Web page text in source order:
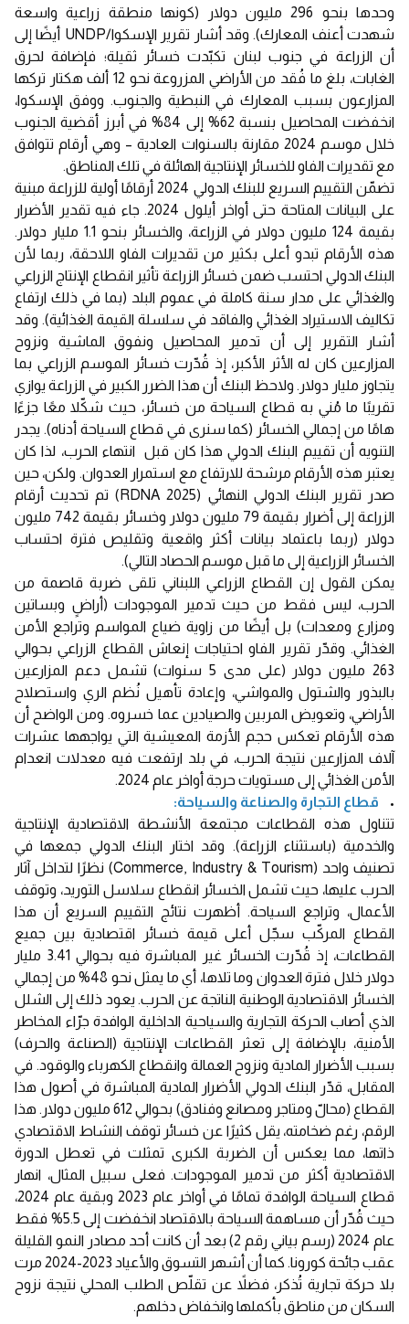
وحدها بنحو 296 مليون دولار (كونها منطقة زراعية واسعة
شهدت أعنف المعارك). وقد أشار تقرير الإسكوا/UNDP أيضًا إلى
أن الزراعة في جنوب لبنان تكبّدت خسائر ثقيلة؛ فإضافة لحرق
الغابات، بلغ ما فُقد من الأراضي المزروعة نحو 12 ألف هكتار تركها
المزارعون بسبب المعارك في النبطية والجنوب. ووفق الإسكوا،
انخفضت المحاصيل بنسبة 62% إلى 84% في أبرز أقضية الجنوب
خلال موسم 2024 مقارنة بالسنوات العادية – وهي أرقام تتوافق
مع تقديرات الفاو للخسائر الإنتاجية الهائلة في تلك المناطق.
تضمّن التقييم السريع للبنك الدولي 2024 أرقامًا أولية للزراعة مبنية
على البيانات المتاحة حتى أواخر أيلول 2024. جاء فيه تقدير الأضرار
بقيمة 124 مليون دولار في الزراعة، والخسائر بنحو 1.1 مليار دولار.
هذه الأرقام تبدو أعلى بكثير من تقديرات الفاو اللاحقة، ربما لأن
البنك الدولي احتسب ضمن خسائر الزراعة تأثير انقطاع الإنتاج الزراعي
والغذائي على مدار سنة كاملة في عموم البلد (بما في ذلك ارتفاع
تكاليف الاستيراد الغذائي والفاقد في سلسلة القيمة الغذائية). وقد
أشار التقرير إلى أن تدمير المحاصيل ونفوق الماشية ونزوح
المزارعين كان له الأثر الأكبر، إذ قُدّرت خسائر الموسم الزراعي بما
يتجاوز مليار دولار. ولاحظ البنك أن هذا الضرر الكبير في الزراعة يوازي
تقريبًا ما مُني به قطاع السياحة من خسائر، حيث شكّلا معًا جزءًا
هامًا من إجمالي الخسائر (كما سنرى في قطاع السياحة أدناه). يجدر
التنويه أن تقييم البنك الدولي هذا كان قبل انتهاء الحرب، لذا كان
يعتبر هذه الأرقام مرشحة للارتفاع مع استمرار العدوان. ولكن، حين
صدر تقرير البنك الدولي النهائي (RDNA 2025) تم تحديث أرقام
الزراعة إلى أضرار بقيمة 79 مليون دولار وخسائر بقيمة 742 مليون
دولار (ربما باعتماد بيانات أكثر واقعية وتقليص فترة احتساب
الخسائر الزراعية إلى ما قبل موسم الحصاد التالي).
يمكن القول إن القطاع الزراعي اللبناني تلقى ضربة قاصمة من
الحرب، ليس فقط من حيث تدمير الموجودات (أراضٍ وبساتين
ومزارع ومعدات) بل أيضًا من زاوية ضياع المواسم وتراجع الأمن
الغذائي. وقدّر تقرير الفاو احتياجات إنعاش القطاع الزراعي بحوالي
263 مليون دولار (على مدى 5 سنوات) تشمل دعم المزارعين
بالبذور والشتول والمواشي، وإعادة تأهيل نُظم الري واستصلاح
الأراضي، وتعويض المربين والصيادين عما خسروه. ومن الواضح أن
هذه الأرقام تعكس حجم الأزمة المعيشية التي يواجهها عشرات
آلاف المزارعين نتيجة الحرب، في بلد ارتفعت فيه معدلات انعدام
الأمن الغذائي إلى مستويات حرجة أواخر عام 2024.
•
قطاع التجارة والصناعة والسياحة:
تتناول هذه القطاعات مجتمعة الأنشطة الاقتصادية الإنتاجية
والخدمية (باستثناء الزراعة). وقد اختار البنك الدولي جمعها في
تصنيف واحد (Commerce, Industry & Tourism) نظرًا لتداخل آثار
الحرب عليها، حيث تشمل الخسائر انقطاع سلاسل التوريد، وتوقف
الأعمال، وتراجع السياحة. أظهرت نتائج التقييم السريع أن هذا
القطاع المركّب سجّل أعلى قيمة خسائر اقتصادية بين جميع
القطاعات، إذ قُدّرت الخسائر غير المباشرة فيه بحوالي 3.41 مليار
دولار خلال فترة العدوان وما تلاها، أي ما يمثل نحو 48% من إجمالي
الخسائر الاقتصادية الوطنية الناتجة عن الحرب. يعود ذلك إلى الشلل
الذي أصاب الحركة التجارية والسياحية الداخلية الوافدة جرّاء المخاطر
الأمنية، بالإضافة إلى تعثر القطاعات الإنتاجية (الصناعة والحرف)
بسبب الأضرار المادية ونزوح العمالة وانقطاع الكهرباء والوقود. في
المقابل، قدّر البنك الدولي الأضرار المادية المباشرة في أصول هذا
القطاع (محالّ ومتاجر ومصانع وفنادق) بحوالي 612 مليون دولار. هذا
الرقم، رغم ضخامته، يقل كثيرًا عن خسائر توقف النشاط الاقتصادي
ذاتها، مما يعكس أن الضربة الكبرى تمثلت في تعطل الدورة
الاقتصادية أكثر من تدمير الموجودات. فعلى سبيل المثال، انهار
قطاع السياحة الوافدة تمامًا في أواخر عام 2023 وبقية عام 2024،
حيث قُدّر أن مساهمة السياحة بالاقتصاد انخفضت إلى 5.5% فقط
عام 2024 (رسم بياني رقم 2) بعد أن كانت أحد مصادر النمو القليلة
عقب جائحة كورونا. كما أن أشهر التسوق والأعياد 2023-2024 مرت
بلا حركة تجارية تُذكر، فضلاً عن تقلّص الطلب المحلي نتيجة نزوح
السكان من مناطق بأكملها وانخفاض دخلهم.